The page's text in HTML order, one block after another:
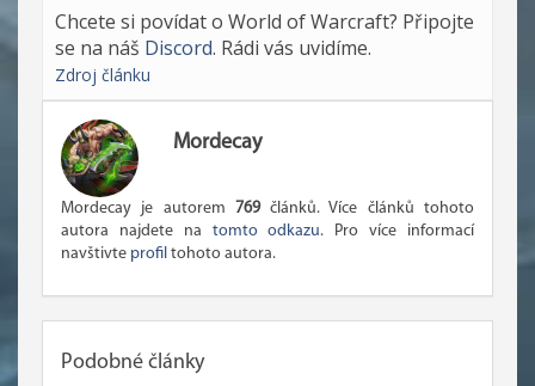
Chcete si povídat o World of Warcraft? Připojte
se na náš Discord. Rádi vás uvidíme.
Zdroj článku
Mordecay
Mordecay je autorem 769článků. Více článků tohoto
autora najdete na tomto odkazu. Pro více informací
navštivte profil tohoto autora.
Podobné články